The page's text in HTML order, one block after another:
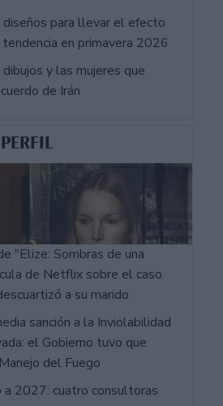
diseños para llevar el efecto
en primavera 2026
y las mujeres que
de Irán
"Elize: Sombras de una
de Netflix sobre el caso
a su marido
sanción a la Inviolabilidad
el Gobierno tuvo que
del Fuego
a 2027: cuatro consultoras